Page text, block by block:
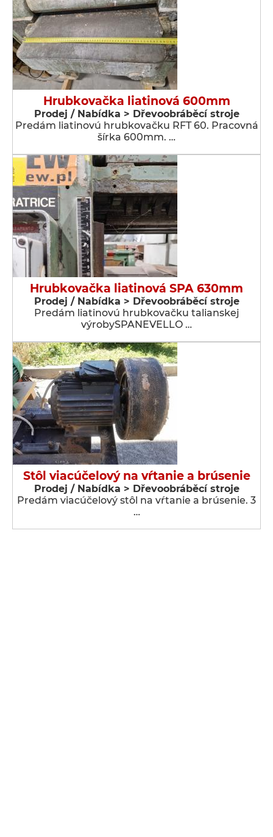
Hrubkovačka liatinová 600mm
Prodej / Nabídka > Dřevoobráběcí stroje
Predám liatinovú hrubkovačku RFT 60. Pracovná
šírka 600mm. …
Hrubkovačka liatinová SPA 630mm
Prodej / Nabídka > Dřevoobráběcí stroje
Predám liatinovú hrubkovačku talianskej
výrobySPANEVELLO …
Stôl viacúčelový na vŕtanie a brúsenie
Prodej / Nabídka > Dřevoobráběcí stroje
Predám viacúčelový stôl na vŕtanie a brúsenie. 3
…